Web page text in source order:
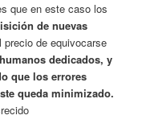
que en este caso los
de nuevas
precio de equivocarse
dedicados, y
que los errores
queda minimizado.